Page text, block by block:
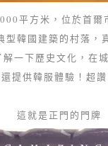
平方米，位於首
韓國建築的村落，
一下歷史文化，在
提供韓服體驗！超讚
這就是正門的門牌